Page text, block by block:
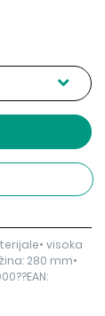
visoka
280 mm•